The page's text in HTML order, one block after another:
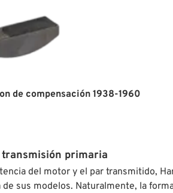
de compensación 1938-1960
transmisión primaria
del motor y el par transmitido,
sus modelos. Naturalmente, la